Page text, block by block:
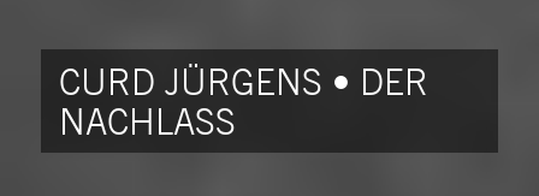
CURD JÜRGENS • DER
NACHLASS